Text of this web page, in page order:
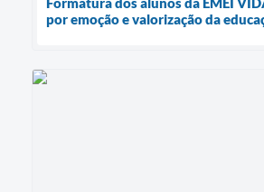
por emoção e valorização da